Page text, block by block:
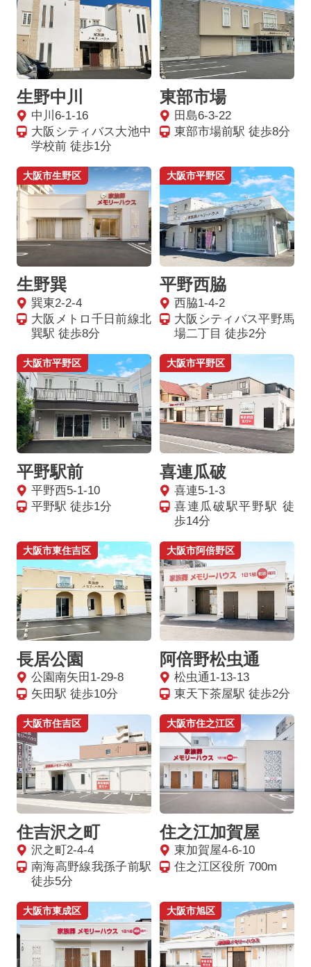
生野中川
中川6-1-16
大阪シティバス大池中
学校前 徒歩1分
東部市場
田島6-3-22
東部市場前駅 徒歩8分
大阪市生野区
生野巽
巽東2-2-4
大阪メトロ千日前線北
巽駅 徒歩8分
大阪市平野区
平野西脇
西脇1-4-2
大阪シティバス平野馬
場二丁目 徒歩2分
大阪市平野区
平野駅前
平野西5-1-10
平野駅 徒歩1分
大阪市平野区
喜連瓜破
喜連5-1-3
喜連瓜破駅平野駅 徒
歩14分
大阪市東住吉区
長居公園
公園南矢田1-29-8
矢田駅 徒歩10分
大阪市阿倍野区
阿倍野松虫通
松虫通1-13-13
東天下茶屋駅 徒歩2分
大阪市住吉区
住吉沢之町
沢之町2-4-4
南海高野線我孫子前駅
徒歩5分
大阪市住之江区
住之江加賀屋
東加賀屋4-6-10
住之江区役所 700m
大阪市東成区 大阪市旭区